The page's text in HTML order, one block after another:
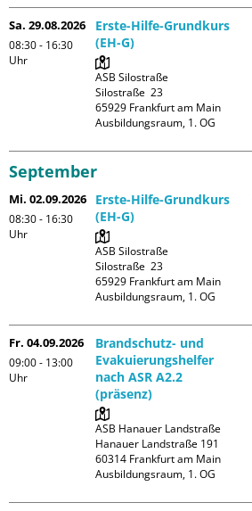
Sa. 29.08.2026
08:30 - 16:30
Uhr
Erste-Hilfe-Grundkurs
(EH-G)
ASB Silostraße
Silostraße  23
65929 Frankfurt am Main
Ausbildungsraum, 1. OG
September
Mi. 02.09.2026
08:30 - 16:30
Uhr
Erste-Hilfe-Grundkurs
(EH-G)
ASB Silostraße
Silostraße  23
65929 Frankfurt am Main
Ausbildungsraum, 1. OG
Fr. 04.09.2026
09:00 - 13:00
Uhr
Brandschutz- und
Evakuierungshelfer
nach ASR A2.2
(präsenz)
ASB Hanauer Landstraße
Hanauer Landstraße 191
60314 Frankfurt am Main
Ausbildungsraum, 1. OG